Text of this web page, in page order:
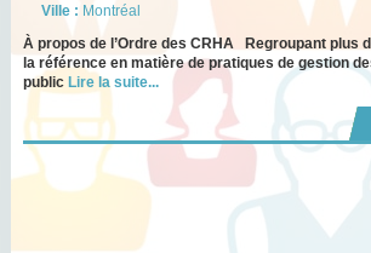
Ville : Montréal
À propos de l’Ordre des CRHA Regroupant plus
la référence en matière de pratiques de gestion
public Lire la suite...